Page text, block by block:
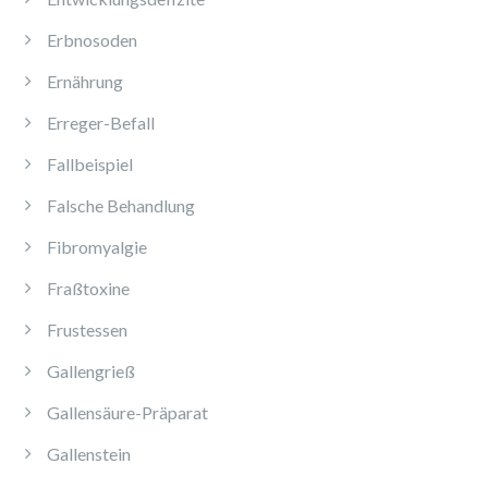
Erbnosoden
Ernährung
Erreger-Befall
Fallbeispiel
Falsche Behandlung
Fibromyalgie
Fraßtoxine
Frustessen
Gallengrieß
Gallensäure-Präparat
Gallenstein